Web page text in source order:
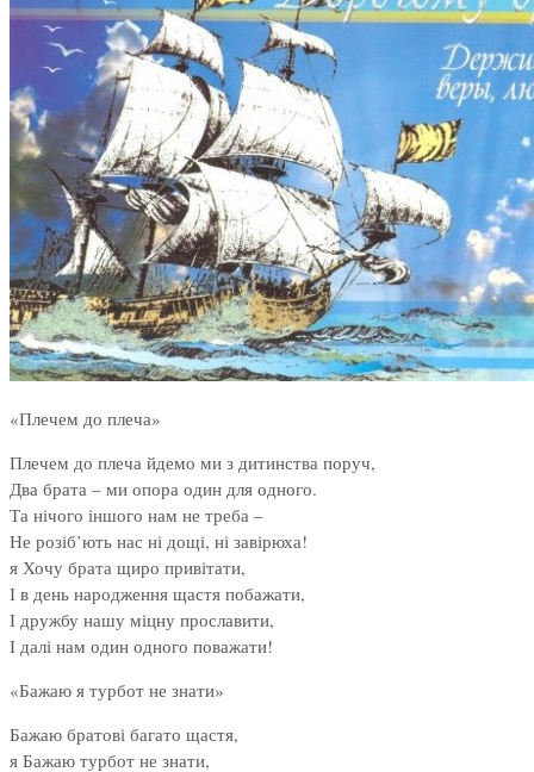
«Плечем до плеча»
Плечем до плеча йдемо ми з дитинства поруч,
Два брата – ми опора один для одного.
Та нічого іншого нам не треба –
Не розіб’ють нас ні дощі, ні завірюха!
я Хочу брата щиро привітати,
І в день народження щастя побажати,
І дружбу нашу міцну прославити,
І далі нам один одного поважати!
«Бажаю я турбот не знати»
Бажаю братові багато щастя,
я Бажаю турбот не знати,